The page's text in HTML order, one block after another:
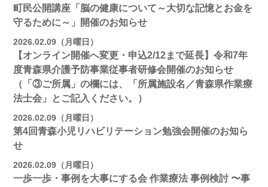
町民公開講座「脳の健康について～大切な記憶とお金を
守るために～」開催のお知らせ
2026.02.09（月曜日）
【オンライン開催へ変更・申込2/12まで延長】令和7年
度青森県介護予防事業従事者研修会開催のお知らせ
（「③ご所属」の欄には、「所属施設名／青森県作業療
法士会」とご記入ください。）
2026.02.09（月曜日）
第4回青森小児リハビリテーション勉強会開催のお知ら
せ
2026.02.09（月曜日）
一歩一歩・事例を大事にする会 作業療法 事例検討 〜事